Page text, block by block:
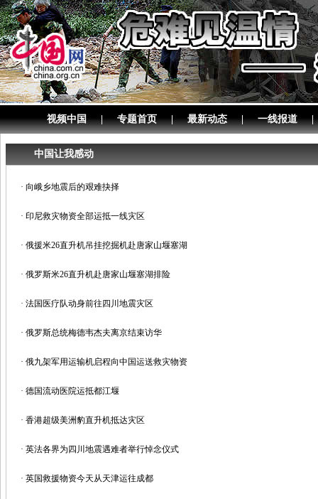
视频中国 | 专题首页 | 最新动态 | 一线报道 |
中国让我感动
· 向峨乡地震后的艰难抉择
· 印尼救灾物资全部运抵一线灾区
· 俄援米26直升机吊挂挖掘机赴唐家山堰塞湖
· 俄罗斯米26直升机赴唐家山堰塞湖排险
· 法国医疗队动身前往四川地震灾区
· 俄罗斯总统梅德韦杰夫离京结束访华
· 俄九架军用运输机启程向中国运送救灾物资
· 德国流动医院运抵都江堰
· 香港超级美洲豹直升机抵达灾区
· 英法各界为四川地震遇难者举行悼念仪式
· 英国救援物资今天从天津运往成都